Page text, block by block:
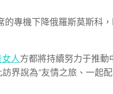
的專機下降俄羅斯莫斯科
人方都將持續努力于推動
界說為“友情之旅、一起